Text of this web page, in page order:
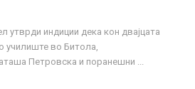
утврди индиции дека кон двајцата
училиште во Битола,
Петровска и поранешни ...